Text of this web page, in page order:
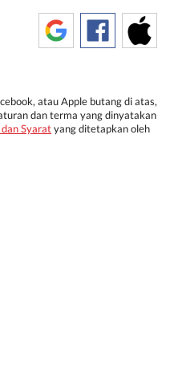
atau Apple butang di atas,
dan terma yang dinyatakan
Syaratyang ditetapkan oleh